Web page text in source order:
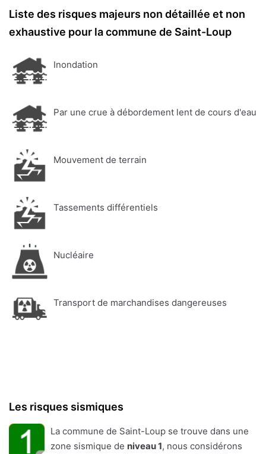
Liste des risques majeurs non détaillée et non
exhaustive pour la commune de Saint-Loup
Inondation
Par une crue à débordement lent de cours d'eau
Mouvement de terrain
Tassements différentiels
Nucléaire
Transport de marchandises dangereuses
Les risques sismiques
La commune de Saint-Loup se trouve dans une
zone sismique de niveau 1, nous considérons